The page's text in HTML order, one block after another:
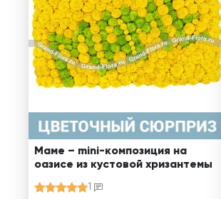
Маме – mini-композиция на
оазисе из кустовой хризантемы
1